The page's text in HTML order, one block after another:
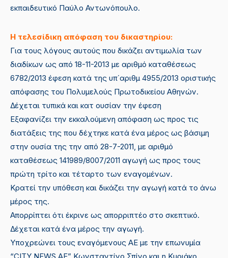
εκπαιδευτικό Παύλο Αντωνόπουλο.
Η τελεσίδικη απόφαση του δικαστηρίου:
Για τους λόγους αυτούς που δικάζει αντιμωλία των
διαδίκων ως από 18-11-2013 με αριθμό καταθέσεως
6782/2013 έφεση κατά της υπ΄αριθμ 4955/2013 οριστικής
απόφασης του Πολυμελούς Πρωτοδικείου Αθηνών.
Δέχεται τυπικά και κατ ουσίαν την έφεση
Εξαφανίζει την εκκαλούμενη απόφαση ως προς τις
διατάξεις της που δέχτηκε κατά ένα μέρος ως βάσιμη
στην ουσία της την από 28-7-2011, με αριθμό
καταθέσεως 141989/8007/2011 αγωγή ως προς τους
πρώτη τρίτο και τέταρτο των εναγομένων.
Κρατεί την υπόθεση και δικάζει την αγωγή κατά το άνω
μέρος της.
Απορρίπτει ότι έκρινε ως απορριπτέο στο σκεπτικό.
Δέχεται κατά ένα μέρος την αγωγή.
Υποχρεώνει τους εναγόμενους ΑΕ με την επωνυμία